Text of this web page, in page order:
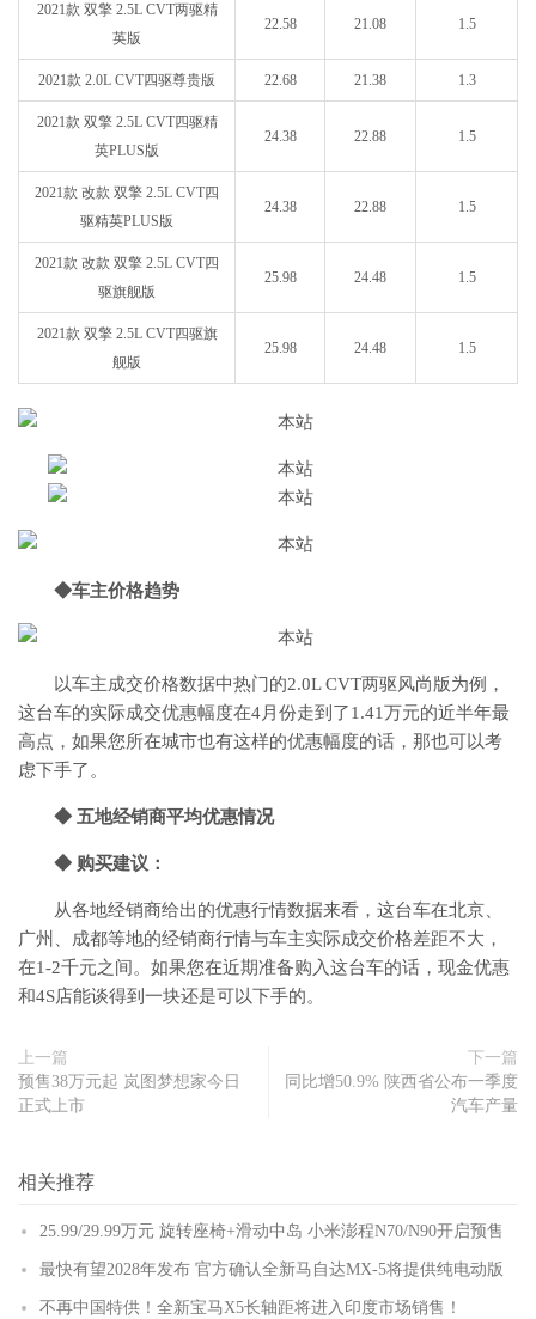
2021款 双擎 2.5L CVT两驱精
英版
22.58 21.08 1.5
2021款 2.0L CVT四驱尊贵版 22.68 21.38 1.3
2021款 双擎 2.5L CVT四驱精
英PLUS版
24.38 22.88 1.5
2021款 改款 双擎 2.5L CVT四
驱精英PLUS版
24.38 22.88 1.5
2021款 改款 双擎 2.5L CVT四
驱旗舰版
25.98 24.48 1.5
2021款 双擎 2.5L CVT四驱旗
舰版
25.98 24.48 1.5
◆车主价格趋势
以车主成交价格数据中热门的2.0L CVT两驱风尚版为例，
这台车的实际成交优惠幅度在4月份走到了1.41万元的近半年最
高点，如果您所在城市也有这样的优惠幅度的话，那也可以考
虑下手了。
◆ 五地经销商平均优惠情况
◆ 购买建议：
从各地经销商给出的优惠行情数据来看，这台车在北京、
广州、成都等地的经销商行情与车主实际成交价格差距不大，
在1-2千元之间。如果您在近期准备购入这台车的话，现金优惠
和4S店能谈得到一块还是可以下手的。
上一篇
预售38万元起 岚图梦想家今日
正式上市
下一篇
同比增50.9% 陕西省公布一季度
汽车产量
相关推荐
25.99/29.99万元 旋转座椅+滑动中岛 小米澎程N70/N90开启预售
最快有望2028年发布 官方确认全新马自达MX-5将提供纯电动版
不再中国特供！全新宝马X5长轴距将进入印度市场销售！